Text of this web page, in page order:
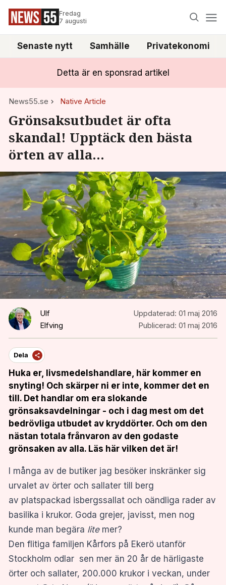
Fredag
7 augusti
Senaste nytt Samhälle Privatekonomi
Detta är en sponsrad artikel
News55.se Native Article
Grönsaksutbudet är ofta
skandal! Upptäck den bästa
örten av alla...
Ulf
Elfving
Uppdaterad: 01 maj 2016
Publicerad: 01 maj 2016
Dela
Huka er, livsmedelshandlare, här kommer en
snyting! Och skärper ni er inte, kommer det en
till. Det handlar om era slokande
grönsaksavdelningar - och i dag mest om det
bedrövliga utbudet av kryddörter. Och om den
nästan totala frånvaron av den godaste
grönsaken av alla. Läs här vilken det är!
I många av de butiker jag besöker inskränker sig
urvalet av örter och sallater till berg
av platspackad isbergssallat och oändliga rader av
basilika i krukor. Goda grejer, javisst, men nog
kunde man begära lite mer?
Den flitiga familjen Kårfors på Ekerö utanför
Stockholm odlar sen mer än 20 år de härligaste
örter och sallater, 200.000 krukor i veckan, under